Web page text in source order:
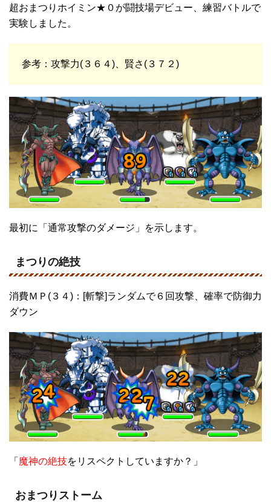
超おまつりホイミン★０が闘技場デビュー、練習バトルで
実験しました。
参考：攻撃力(３６４)、賢さ(３７２)
最初に「通常攻撃のダメージ」を示します。
まつりの絶技
消費ＭＰ(３４)：[斬撃]ランダムで６回攻撃、確率で防御力
ダウン
「 魔神の絶技をリスペクトしていますか？」
おまつりストーム